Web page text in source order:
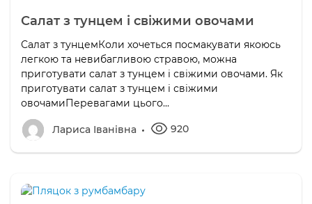
Салат з тунцем і свіжими овочами
Салат з тунцемКоли хочеться посмакувати якоюсь
легкою та невибагливою стравою, можна
приготувати салат з тунцем і свіжими овочами. Як
приготувати салат з тунцем і свіжими
овочамиПеревагами цього...
Лариса Іванівна 920